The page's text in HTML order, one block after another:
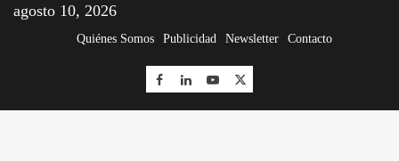
agosto 10, 2026
Quiénes Somos Publicidad Newsletter Contacto